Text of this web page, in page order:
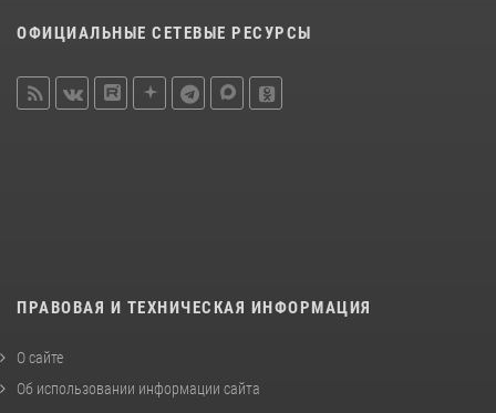
ОФИЦИАЛЬНЫЕ СЕТЕВЫЕ РЕСУРСЫ
ПРАВОВАЯ И ТЕХНИЧЕСКАЯ ИНФОРМАЦИЯ
О сайте
Об использовании информации сайта